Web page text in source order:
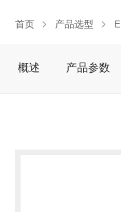
首页 产品选型
概述 产品参数